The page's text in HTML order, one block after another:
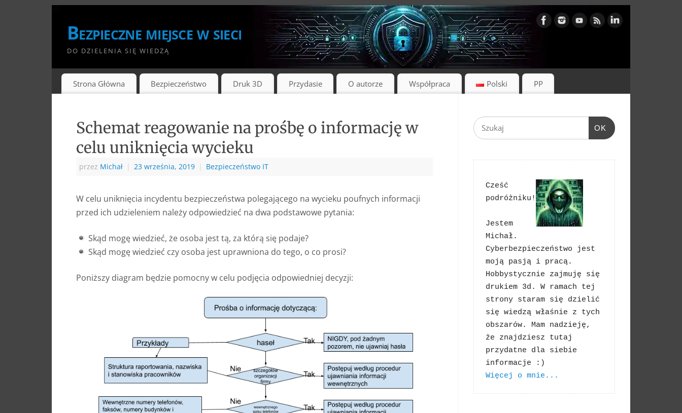
Bezpieczne miejsce w sieci
DO DZIELENIA SIĘ WIEDZĄ
Strona Główna Bezpieczeństwo Druk 3D Przydasie O autorze Współpraca Polski PP
Schemat reagowanie na prośbę o informację w
celu uniknięcia wycieku
przez Michał | 23 września, 2019 | Bezpieczeństwo IT
W celu uniknięcia incydentu bezpieczeństwa polegającego na wycieku poufnych informacji
przed ich udzieleniem należy odpowiedzieć na dwa podstawowe pytania:
Skąd mogę wiedzieć, że osoba jest tą, za którą się podaje?
Skąd mogę wiedzieć czy osoba jest uprawniona do tego, o co prosi?
Poniższy diagram będzie pomocny w celu podjęcia odpowiedniej decyzji:
OK
Cześć
podróżniku!
Jestem
Michał.
Cyberbezpieczeństwo jest
moją pasją i pracą.
Hobbystycznie zajmuję się
drukiem 3d. W ramach tej
strony staram się dzielić
się wiedzą właśnie z tych
obszarów. Mam nadzieję,
że znajdziesz tutaj
przydatne dla siebie
Więcej o mnie...